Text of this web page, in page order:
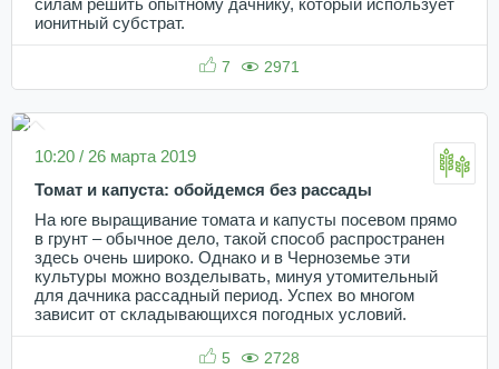
силам решить опытному дачнику, который использует
ионитный субстрат.
7 2971
10:20 / 26 марта 2019
Томат и капуста: обойдемся без рассады
На юге выращивание томата и капусты посевом прямо
в грунт – обычное дело, такой способ распространен
здесь очень широко. Однако и в Черноземье эти
культуры можно возделывать, минуя утомительный
для дачника рассадный период. Успех во многом
зависит от складывающихся погодных условий.
5 2728